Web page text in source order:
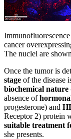
cancer
The nuclei are
Once the tumor is
stage of the disease
biochemical nature
absence of
progesterone) and
Receptor 2) protein
suitable treatment
she presents.